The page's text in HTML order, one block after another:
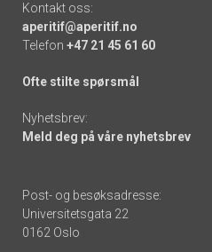
Kontakt oss:
aperitif@aperitif.no
Telefon +47 21 45 61 60
Ofte stilte spørsmål
Nyhetsbrev:
Meld deg på våre nyhetsbrev
Post- og besøksadresse:
Universitetsgata 22
0162 Oslo